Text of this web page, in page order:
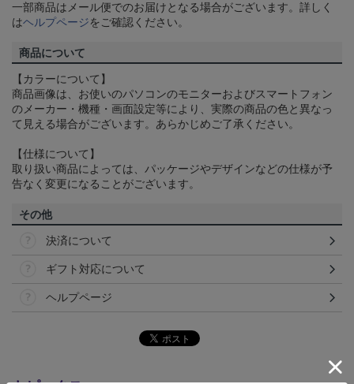
一部商品はメール便でのお届けとなる場合がございます。詳しく
はヘルプページをご確認ください。
商品について
【カラーについて】
商品画像は、お使いのパソコンのモニターおよびスマートフォン
のメーカー・機種・画面設定等により、実際の商品の色と異なっ
て見える場合がございます。あらかじめご了承ください。
【仕様について】
取り扱い商品によっては、パッケージやデザインなどの仕様が予
告なく変更になることがございます。
その他
決済について
ギフト対応について
ヘルプページ